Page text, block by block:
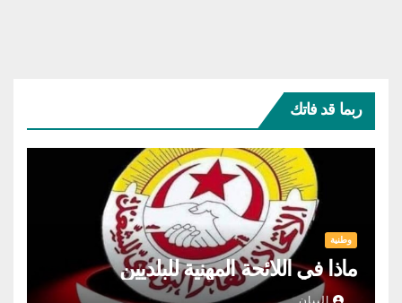
ربما قد فاتك
وطنية
ماذا في اللائحة المهنية للبلديين
البيان